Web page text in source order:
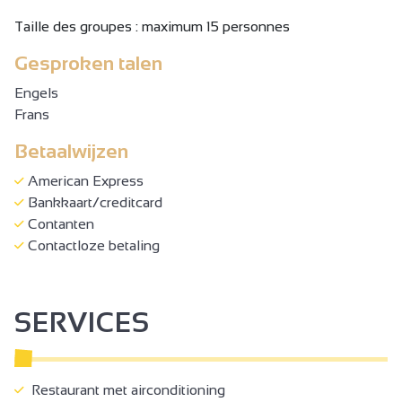
Taille des groupes : maximum 15 personnes
Gesproken talen
Engels
Frans
Betaalwijzen
American Express
Bankkaart/creditcard
Contanten
Contactloze betaling
SERVICES
Restaurant met airconditioning